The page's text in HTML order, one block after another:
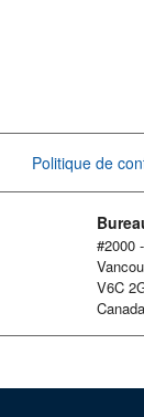
Politique de
#2000
V6C
Canada